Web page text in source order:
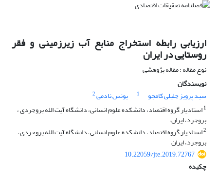
ارزیابی رابطه استخراج منابع آب زیرزمینی و فقر
روستایی در ایران
نوع مقاله : مقاله پژوهشی
نویسندگان
سید پرویز جلیلی کامجو
1 یونس نادمی2
1استادیار گروه اقتصاد، دانشکده علوم انسانی، دانشگاه آیت الله بروجردی ،
بروجرد، ایران،
2استادیار گروه اقتصاد، دانشکده علوم انسانی، دانشگاه آیت الله بروجردی،
بروجرد، ایران
10.22059/jte.2019.72767
چکیده